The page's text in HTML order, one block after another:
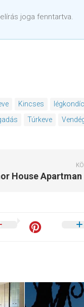
joga fenntartva.
Kincses
Túrkeve
House